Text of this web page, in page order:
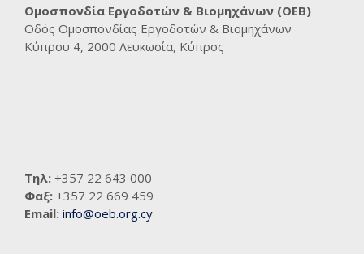
Ομοσπονδία Εργοδοτών & Βιομηχάνων (ΟΕΒ)
Οδός Ομοσπονδίας Εργοδοτών & Βιομηχάνων
Κύπρου 4, 2000 Λευκωσία, Κύπρος
Τηλ: +357 22 643 000
Φαξ: +357 22 669 459
Email: info@oeb.org.cy